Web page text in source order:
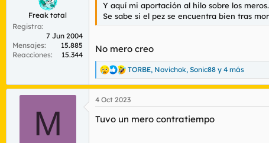
Freak total
Registro
7 Jun 2004
Mensajes
15.885
Reacciones
15.344
Y aquí mi aportación al hilo sobre los meros.
Se sabe si el pez se encuentra bien tras
No mero creo
R
e
a
c
i
TORBE, Novichok, Sonic88 y 4 más
M
4 Oct 2023
Tuvo un mero contratiempo